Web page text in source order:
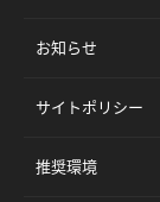
お知らせ
サイトポリシー
推奨環境